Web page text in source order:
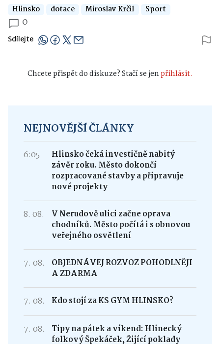
Hlinsko dotace Miroslav Krčil Sport
0
Sdílejte
Chcete přispět do diskuze? Stačí se jenpřihlásit.
NEJNOVĚJŠÍ ČLÁNKY
6:05
Hlinsko čeká investičně nabitý
závěr roku. Město dokončí
rozpracované stavby a připravuje
nové projekty
8. 08.
V Nerudově ulici začne oprava
chodníků. Město počítá i s obnovou
veřejného osvětlení
7. 08.
OBJEDNÁVEJ ROZVOZ POHODLNĚJI
A ZDARMA
7. 08. Kdo stojí za KS GYM HLINSKO?
7. 08.
Tipy na pátek a víkend: Hlinecký
folkový Špekáček, Žijící poklady